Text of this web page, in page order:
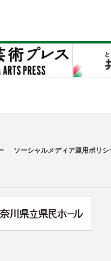
ソーシャルメディア運用ポリシ